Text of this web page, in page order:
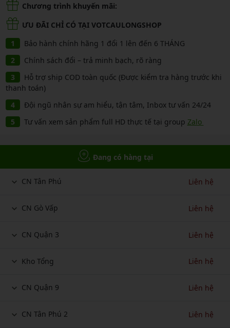
Chương trình khuyến mãi:
ƯU ĐÃI CHỈ CÓ TẠI VOTCAULONGSHOP
Bảo hành chính hãng 1 đổi 1 lên đến 6 THÁNG
Chính sách đổi – trả minh bạch, rõ ràng
Hỗ trợ ship COD toàn quốc (Được kiểm tra hàng trước khi
thanh toán)
Đội ngũ nhân sự am hiểu, tận tâm, Inbox tư vấn 24/24
Tư vấn xem sản phẩm full HD thực tế tại group Zalo
Đang có hàng tại
CN Tân Phú Liên hệ
CN Gò Vấp Liên hệ
CN Quận 3 Liên hệ
Kho Tổng Liên hệ
CN Quận 9 Liên hệ
CN Tân Phú 2 Liên hệ